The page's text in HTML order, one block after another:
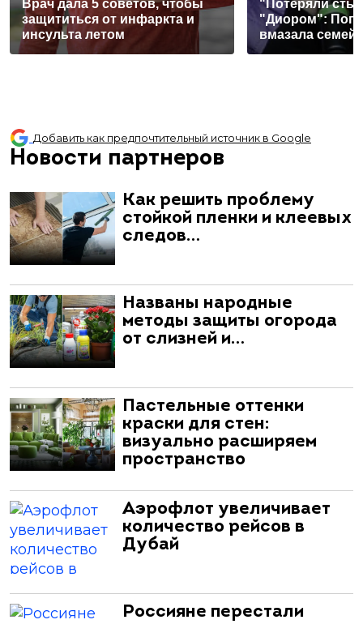
Врач дала 5 советов, чтобы
защититься от инфаркта и
инсульта летом
"Потеряли
"Диором":
вмазала
Добавить как предпочтительный источник в Google
Новости партнеров
Как решить проблему
стойкой пленки и клеевых
следов…
Названы народные
методы защиты огорода
от слизней и…
Пастельные оттенки
краски для стен:
визуально расширяем
пространство
Аэрофлот увеличивает
количество рейсов в
Дубай
Россияне перестали